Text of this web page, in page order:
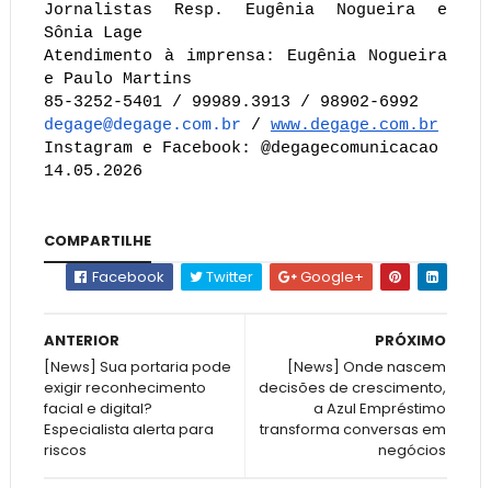
Jornalistas Resp. Eugênia Nogueira e
Sônia Lage
Atendimento à imprensa: Eugênia Nogueira
e Paulo Martins
85-3252-5401 / 99989.3913 / 98902-6992
degage@degage.com.br / www.degage.com.br
Instagram e Facebook: @degagecomunicacao
14.05.2026
COMPARTILHE
Facebook
Twitter Google+
PRÓXIMO
[News] Onde nascem
decisões de crescimento,
a Azul Empréstimo
transforma conversas em
negócios
ANTERIOR
[News] Sua portaria pode
exigir reconhecimento
facial e digital?
Especialista alerta para
riscos